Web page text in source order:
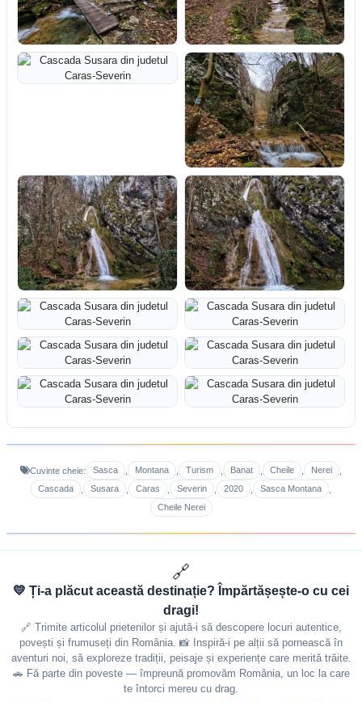
Cuvinte cheie: Sasca Montana Turism Banat Cheile Nerei
Cascada
Susara Caras Severin 2020 Sasca Montana
Cheile Nerei
🔗
💛 Ți-a plăcut această destinație? Împărtășește-o cu cei
dragi!
🔗 Trimite articolul prietenilor și ajută-i să descopere locuri autentice,
povești și frumuseți din România. 📸 Inspiră-i pe alții să pornească în
aventuri noi, să exploreze tradiții, peisaje și experiențe care merită trăite.
🚗 Fă parte din poveste — împreună promovăm România, un loc la care
te întorci mereu cu drag.